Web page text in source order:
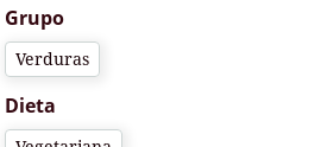
Grupo
Verduras
Dieta